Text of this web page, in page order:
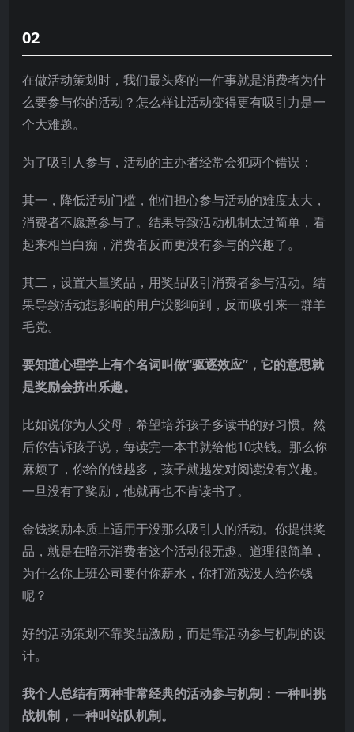
02
在做活动策划时，我们最头疼的一件事就是消费者为什
么要参与你的活动？怎么样让活动变得更有吸引力是一
个大难题。
为了吸引人参与，活动的主办者经常会犯两个错误：
其一，降低活动门槛，他们担心参与活动的难度太大，
消费者不愿意参与了。结果导致活动机制太过简单，看
起来相当白痴，消费者反而更没有参与的兴趣了。
其二，设置大量奖品，用奖品吸引消费者参与活动。结
果导致活动想影响的用户没影响到，反而吸引来一群羊
毛党。
要知道心理学上有个名词叫做“驱逐效应”，它的意思就
是奖励会挤出乐趣。
比如说你为人父母，希望培养孩子多读书的好习惯。然
后你告诉孩子说，每读完一本书就给他10块钱。那么你
麻烦了，你给的钱越多，孩子就越发对阅读没有兴趣。
一旦没有了奖励，他就再也不肯读书了。
金钱奖励本质上适用于没那么吸引人的活动。你提供奖
品，就是在暗示消费者这个活动很无趣。道理很简单，
为什么你上班公司要付你薪水，你打游戏没人给你钱
呢？
好的活动策划不靠奖品激励，而是靠活动参与机制的设
计。
我个人总结有两种非常经典的活动参与机制：一种叫挑
战机制，一种叫站队机制。